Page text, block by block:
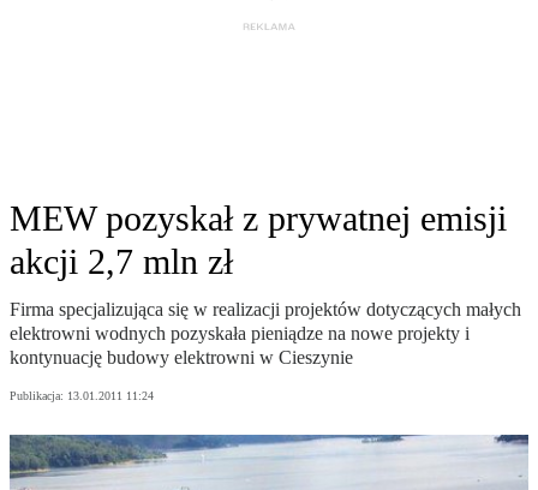
MEW pozyskał z prywatnej emisji
akcji 2,7 mln zł
Firma specjalizująca się w realizacji projektów dotyczących małych
elektrowni wodnych pozyskała pieniądze na nowe projekty i
kontynuację budowy elektrowni w Cieszynie
Publikacja: 13.01.2011 11:24